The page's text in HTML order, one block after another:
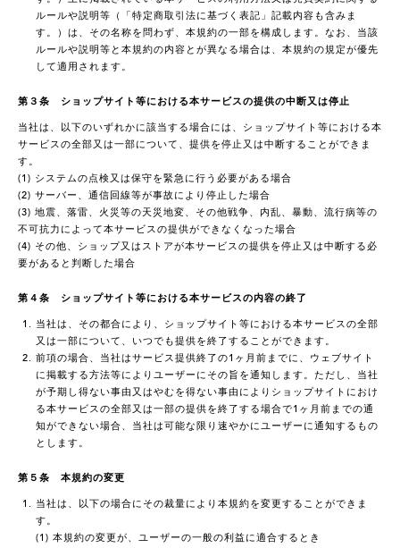
ルールや説明等（「特定商取引法に基づく表記」記載内容も含みま
す。）は、その名称を問わず、本規約の一部を構成します。なお、当該
ルールや説明等と本規約の内容とが異なる場合は、本規約の規定が優先
して適用されます。
第３条 ショップサイト等における本サービスの提供の中断又は停止
当社は、以下のいずれかに該当する場合には、ショップサイト等における本
サービスの全部又は一部について、提供を停止又は中断することができま
す。
(1) システムの点検又は保守を緊急に行う必要がある場合
(2) サーバー、通信回線等が事故により停止した場合
(3) 地震、落雷、火災等の天災地変、その他戦争、内乱、暴動、流行病等の
不可抗力によって本サービスの提供ができなくなった場合
(4) その他、ショップ又はストアが本サービスの提供を停止又は中断する必
要があると判断した場合
第４条 ショップサイト等における本サービスの内容の終了
当社は、その都合により、ショップサイト等における本サービスの全部
又は一部について、いつでも提供を終了することができます。
前項の場合、当社はサービス提供終了の1ヶ月前までに、ウェブサイト
に掲載する方法等によりユーザーにその旨を通知します。ただし、当社
が予期し得ない事由又はやむを得ない事由によりショップサイトにおけ
る本サービスの全部又は一部の提供を終了する場合で1ヶ月前までの通
知ができない場合、当社は可能な限り速やかにユーザーに通知するもの
とします。
第５条 本規約の変更
当社は、以下の場合にその裁量により本規約を変更することができま
す。
(1) 本規約の変更が、ユーザーの一般の利益に適合するとき